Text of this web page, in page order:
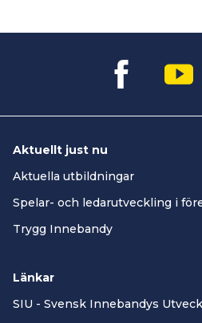
Aktuellt just nu
Aktuella utbildningar
Spelar- och ledarutveckling i
Trygg Innebandy
Länkar
SIU - Svensk Innebandys